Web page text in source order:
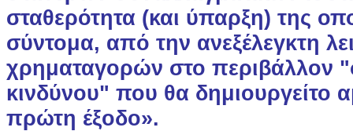
σταθερότητα (και ύπαρξη) της
σύντομα, από την ανεξέλεγκτη
χρηματαγορών στο περιβάλλον
κινδύνου" που θα δημιουργείτο
πρώτη έξοδο».